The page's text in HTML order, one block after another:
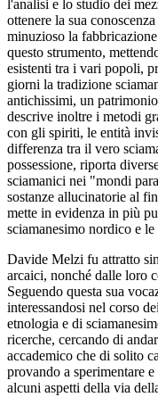
l'analisi e lo studio dei
ottenere la sua
minuzioso la
questo strumento,
esistenti tra i vari popoli,
giorni la tradizione
antichissimi, un
descrive inoltre i metodi
con gli spiriti, le entità
differenza tra il vero
possessione, riporta
sciamanici nei "mondi
sostanze allucinatorie al
mette in evidenza in più
sciamanesimo nordico e
Davide Melzi fu attratto
arcaici, nonché dalle loro
Seguendo questa sua
interessandosi nel corso
etnologia e di
ricerche, cercando di
accademico che di solito
provando a sperimentare
alcuni aspetti della via